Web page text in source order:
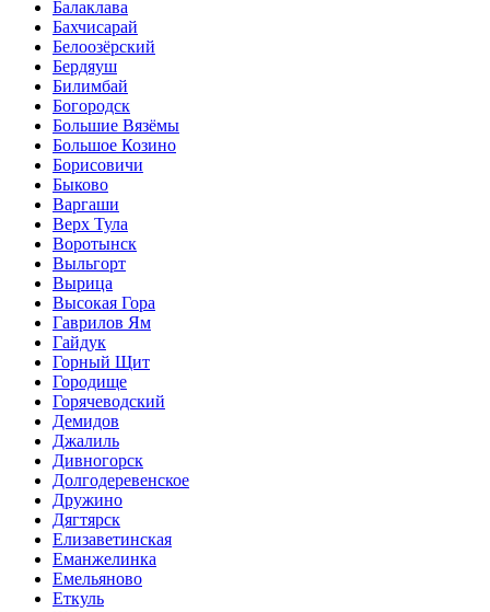
Балаклава
Бахчисарай
Белоозёрский
Бердяуш
Билимбай
Богородск
Большие Вязёмы
Большое Козино
Борисовичи
Быково
Варгаши
Верх Тула
Воротынск
Выльгорт
Вырица
Высокая Гора
Гаврилов Ям
Гайдук
Горный Щит
Городище
Горячеводский
Демидов
Джалиль
Дивногорск
Долгодеревенское
Дружино
Дягтярск
Елизаветинская
Еманжелинка
Емельяново
Еткуль